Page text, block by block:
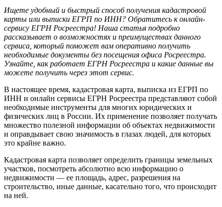
Ищете удобный и быстрый способ получения кадастровой
карты или выписки ЕГРП по ИНН? Обратитесь к онлайн-
сервису ЕГРН Росреестра! Наша статья подробно
рассказывает о возможностях и преимуществах данного
сервиса, который поможет вам оперативно получить
необходимые документы без посещения офиса Росреестра.
Узнайте, как работает ЕГРН Росреестра и какие данные вы
можете получить через этот сервис.
В настоящее время, кадастровая карта, выписка из ЕГРП по
ИНН и онлайн сервисы ЕГРН Росреестра представляют собой
необходимые инструменты для многих юридических и
физических лиц в России. Их применение позволяет получать
множество полезной информации об объектах недвижимости
и оправдывает свою значимость в глазах людей, для которых
это крайне важно.
Кадастровая карта позволяет определить границы земельных
участков, посмотреть абсолютно всю информацию о
недвижимости — ее площадь, адрес, разрешения на
строительство, иные данные, касательно того, что происходит
на ней.